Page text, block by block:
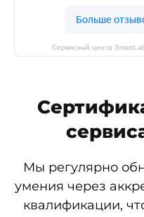
Сервисный центр
Мы регулярно
умения через
квалификации,